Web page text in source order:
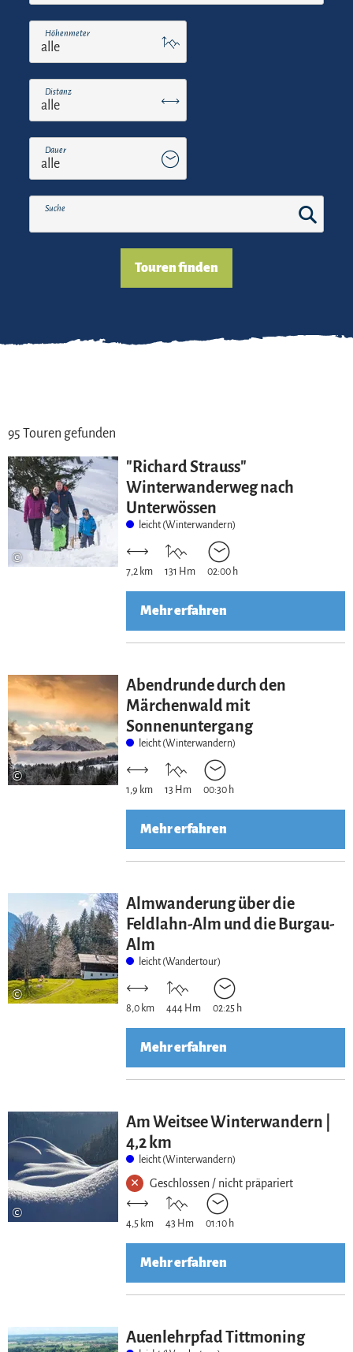
Höhenmeter
Distanz
Dauer
Suche
Touren finden
95 Touren gefunden
©
"Richard Strauss"
Winterwanderweg nach
Unterwössen
leicht (Winterwandern)
7,2 km 131 Hm 02:00 h
Mehr erfahren
©
Abendrunde durch den
Märchenwald mit
Sonnenuntergang
leicht (Winterwandern)
1,9 km 13 Hm 00:30 h
Mehr erfahren
©
Almwanderung über die
Feldlahn-Alm und die Burgau-
Alm
leicht (Wandertour)
8,0 km 444 Hm 02:25 h
Mehr erfahren
©
Am Weitsee Winterwandern |
4,2 km
leicht (Winterwandern)
Geschlossen / nicht präpariert
4,5 km 43 Hm 01:10 h
Mehr erfahren
Auenlehrpfad Tittmoning